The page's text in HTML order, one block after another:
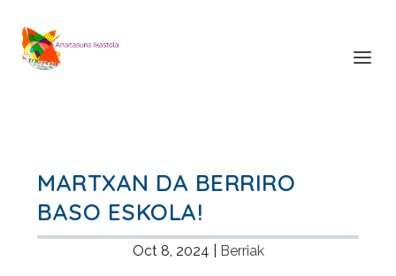
MARTXAN DA BERRIRO
BASO ESKOLA!
Oct 8, 2024 Berriak